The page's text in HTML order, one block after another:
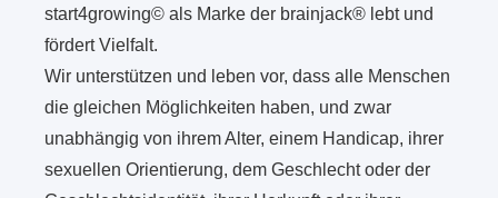
start4growing© als Marke der brainjack® lebt und
fördert Vielfalt.
Wir unterstützen und leben vor, dass alle Menschen
die gleichen Möglichkeiten haben, und zwar
unabhängig von ihrem Alter, einem Handicap, ihrer
sexuellen Orientierung, dem Geschlecht oder der